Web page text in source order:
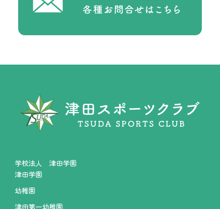
学校法人 津田学園
津田学園
幼稚園
津田第一幼稚園